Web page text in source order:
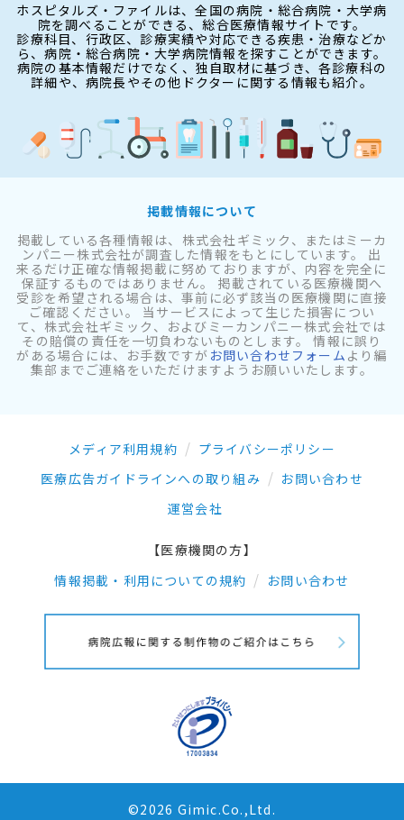
ホスピタルズ・ファイルは、全国の病院・総合病院・大学病
院を調べることができる、総合医療情報サイトです。
診療科目、行政区、診療実績や対応できる疾患・治療などか
ら、病院・総合病院・大学病院情報を探すことができます。
病院の基本情報だけでなく、独自取材に基づき、各診療科の
詳細や、病院長やその他ドクターに関する情報も紹介。
掲載情報について
掲載している各種情報は、株式会社ギミック、またはミーカ
ンパニー株式会社が調査した情報をもとにしています。 出
来るだけ正確な情報掲載に努めておりますが、内容を完全に
保証するものではありません。 掲載されている医療機関へ
受診を希望される場合は、事前に必ず該当の医療機関に直接
ご確認ください。 当サービスによって生じた損害につい
て、株式会社ギミック、およびミーカンパニー株式会社では
その賠償の責任を一切負わないものとします。 情報に誤り
がある場合には、お手数ですが お問い合わせフォーム より編
集部までご連絡をいただけますようお願いいたします。
メディア利用規約
プライバシーポリシー
医療広告ガイドラインへの取り組み
お問い合わせ
運営会社
【医療機関の方】
情報掲載・利用についての規約
お問い合わせ
©2026 Gimic.Co.,Ltd.